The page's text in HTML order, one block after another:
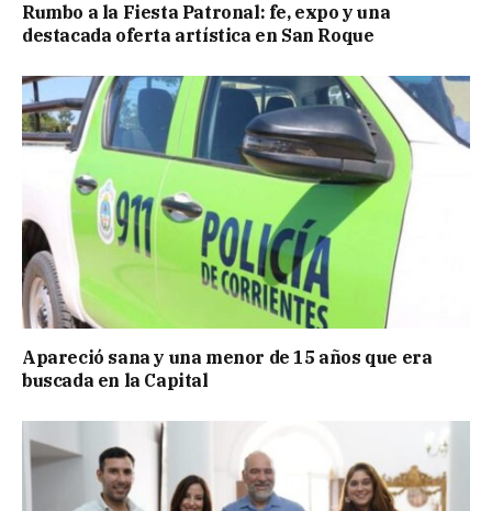
Rumbo a la Fiesta Patronal: fe, expo y una
destacada oferta artística en San Roque
Apareció sana y una menor de 15 años que era
buscada en la Capital